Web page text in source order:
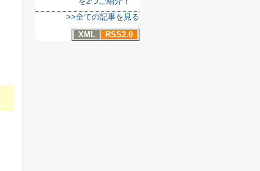
>>全ての記事を見る
XML
RSS2.0